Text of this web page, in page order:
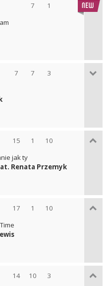
7 1
7 7 3
15 1 10
jak ty
Renata Przemyk
17 1 10
14 10 3